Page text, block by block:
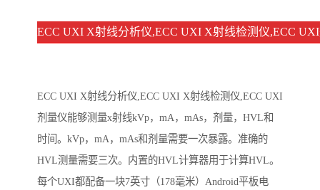
ECC UXI X射线分析仪,ECC UXI X射线检测仪,ECC
ECC UXI X射线分析仪,ECC UXI X射线检测仪,ECC UXI
剂量仪能够测量x射线kVp，mA，mAs，剂量，HVL和
时间。kVp，mA，mAs和剂量需要一次暴露。准确的
HVL测量需要三次。内置的HVL计算器用于计算HVL。
每个UXI都配备一块7英寸（178毫米）Android平板电